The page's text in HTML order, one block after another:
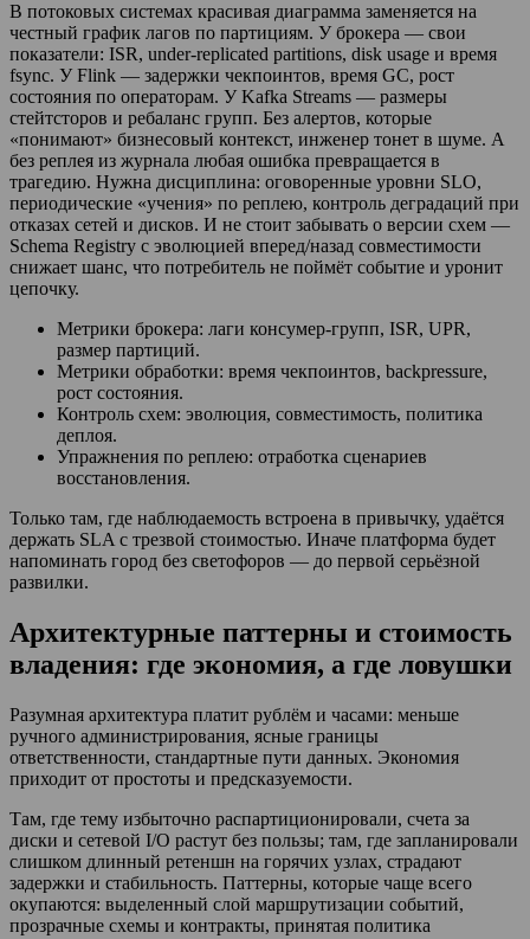
В потоковых системах красивая диаграмма заменяется на
честный график лагов по партициям. У брокера — свои
показатели: ISR, under-replicated partitions, disk usage и время
fsync. У Flink — задержки чекпоинтов, время GC, рост
состояния по операторам. У Kafka Streams — размеры
стейтсторов и ребаланс групп. Без алертов, которые
«понимают» бизнесовый контекст, инженер тонет в шуме. А
без реплея из журнала любая ошибка превращается в
трагедию. Нужна дисциплина: оговоренные уровни SLO,
периодические «учения» по реплею, контроль деградаций при
отказах сетей и дисков. И не стоит забывать о версии схем —
Schema Registry с эволюцией вперед/назад совместимости
снижает шанс, что потребитель не поймёт событие и уронит
цепочку.
Метрики брокера: лаги консумер-групп, ISR, UPR,
размер партиций.
Метрики обработки: время чекпоинтов, backpressure,
рост состояния.
Контроль схем: эволюция, совместимость, политика
деплоя.
Упражнения по реплею: отработка сценариев
восстановления.
Только там, где наблюдаемость встроена в привычку, удаётся
держать SLA с трезвой стоимостью. Иначе платформа будет
напоминать город без светофоров — до первой серьёзной
развилки.
Архитектурные паттерны и стоимость
владения: где экономия, а где ловушки
Разумная архитектура платит рублём и часами: меньше
ручного администрирования, ясные границы
ответственности, стандартные пути данных. Экономия
приходит от простоты и предсказуемости.
Там, где тему избыточно распартиционировали, счета за
диски и сетевой I/O растут без пользы; там, где запланировали
слишком длинный ретеншн на горячих узлах, страдают
задержки и стабильность. Паттерны, которые чаще всего
окупаются: выделенный слой маршрутизации событий,
прозрачные схемы и контракты, принятая политика